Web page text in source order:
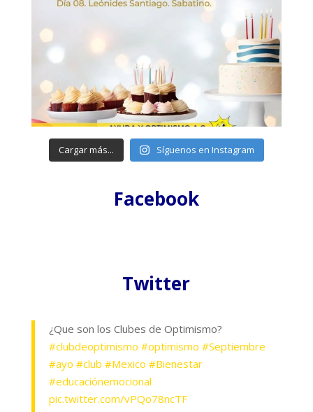
Cargar más... Síguenos en Instagram
Facebook
Twitter
¿Que son los Clubes de Optimismo?
#clubdeoptimismo #optimismo #Septiembre
#ayo #club #Mexico #Bienestar
#educaciónemocional
pic.twitter.com/vPQo78ncTF